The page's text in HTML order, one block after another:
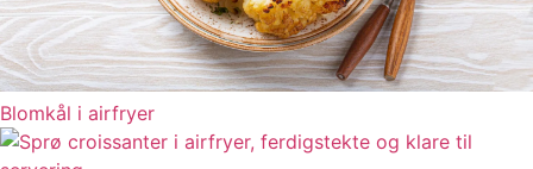
Blomkål i airfryer